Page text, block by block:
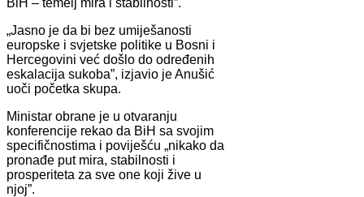
„Jasno je da bi bez umiješanosti
europske i svjetske politike u Bosni i
Hercegovini već došlo do određenih
eskalacija sukoba”, izjavio je Anušić
uoči početka skupa.
Ministar obrane je u otvaranju
konferencije rekao da BiH sa svojim
specifičnostima i poviješću „nikako da
pronađe put mira, stabilnosti i
prosperiteta za sve one koji žive u
njoj”.